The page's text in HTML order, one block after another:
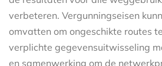
verbeteren. Vergunningseisen
omvatten om ongeschikte routes
verplichte gegevensuitwisseling
en samenwerking om de